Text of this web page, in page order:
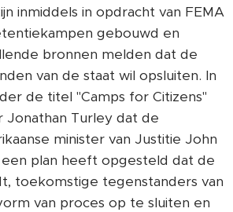
inmiddels in opdracht van FEMA
gebouwd en
bronnen melden dat de
van de staat wil opsluiten. In
de titel "Camps for Citizens"
Turley dat de
minister van Justitie John
plan heeft opgesteld dat de
toekomstige tegenstanders van
van proces op te sluiten en